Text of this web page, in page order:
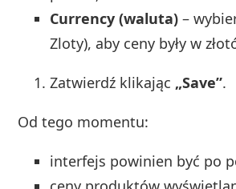
Currency (waluta) –
Zloty), aby ceny były w
Zatwierdź klikając „Save”.
Od tego momentu:
interfejs powinien być po